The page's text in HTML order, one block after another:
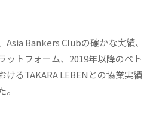
Asia Bankers Clubの確かな実績、
ットフォーム、2019年以降のベト
けるTAKARA LEBENとの協業実績